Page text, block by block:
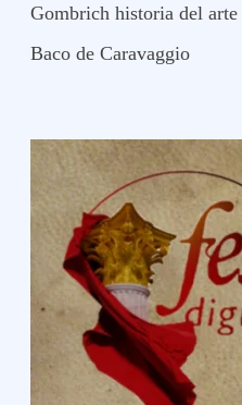
Gombrich historia del arte
Baco de Caravaggio